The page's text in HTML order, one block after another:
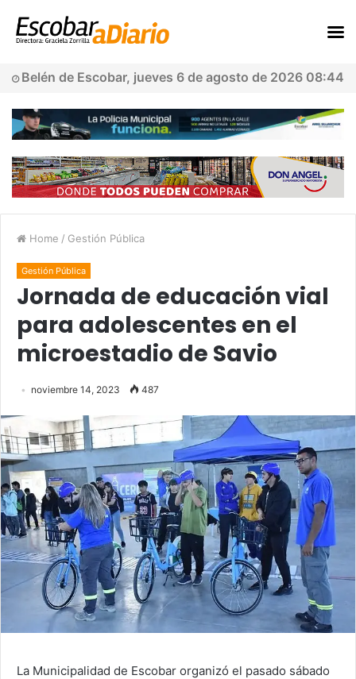
Belén de Escobar, jueves 6 de agosto de 2026 08:44
Home / Gestión Pública
Gestión Pública
Jornada de educación vial
para adolescentes en el
microestadio de Savio
noviembre 14, 2023 487
La Municipalidad de Escobar organizó el pasado sábado